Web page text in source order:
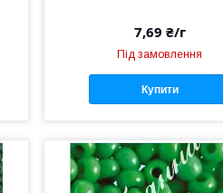
7,69 ₴/г
Під замовлення
Купити